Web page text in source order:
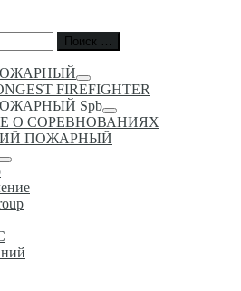
Поиск …
FIREFIGHTER
Spb
О СОРЕВНОВАНИЯХ
ПОЖАРНЫЙ